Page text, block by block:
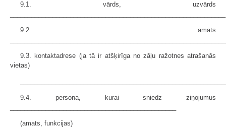
9.1. vārds, uzvārds
9.2. amats
9.3. kontaktadrese (ja tā ir atšķirīga no zāļu ražotnes atrašanās
vietas)
9.4. persona, kurai sniedz ziņojumus
(amats, funkcijas)